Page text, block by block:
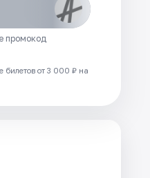
промокод
билетов от 3 000 ₽ на